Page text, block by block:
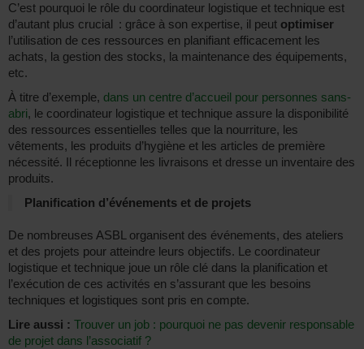
C’est pourquoi le rôle du coordinateur logistique et technique est
d’autant plus crucial : grâce à son expertise, il peut optimiser
l’utilisation de ces ressources en planifiant efficacement les
achats, la gestion des stocks, la maintenance des équipements,
etc.
À titre d’exemple, dans un centre d’accueil pour personnes sans-
abri, le coordinateur logistique et technique assure la disponibilité
des ressources essentielles telles que la nourriture, les
vêtements, les produits d’hygiène et les articles de première
nécessité. Il réceptionne les livraisons et dresse un inventaire des
produits.
Planification d’événements et de projets
De nombreuses ASBL organisent des événements, des ateliers
et des projets pour atteindre leurs objectifs. Le coordinateur
logistique et technique joue un rôle clé dans la planification et
l’exécution de ces activités en s’assurant que les besoins
techniques et logistiques sont pris en compte.
Lire aussi : Trouver un job : pourquoi ne pas devenir responsable
de projet dans l’associatif ?